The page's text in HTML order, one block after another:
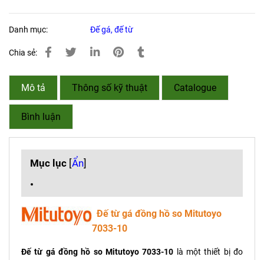
Danh mục: Đế gá, đế từ
Chia sẻ:
Mô tả Thông số kỹ thuật Catalogue
Bình luận
Mục lục [Ẩn]
Đế từ gá đồng hồ so Mitutoyo
7033-10
Đế từ gá đồng hồ so Mitutoyo 7033-10 là một thiết bị đo